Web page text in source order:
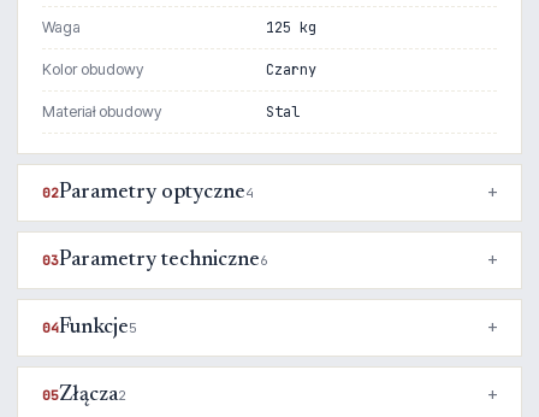
Waga 125 kg
Kolor obudowy Czarny
Materiał obudowy Stal
02Parametry optyczne4
03Parametry techniczne6
04Funkcje5
05Złącza2